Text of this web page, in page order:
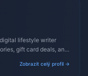
lifestyle writer
gift card deals, and
Zobrazit celý profil →